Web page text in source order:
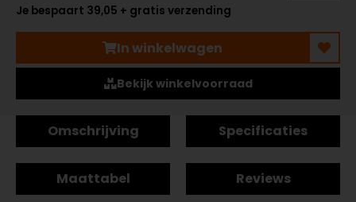
Je bespaart 39,05 + gratis verzending
In winkelwagen
Bekijk winkelvoorraad
Omschrijving Specificaties
Maattabel Reviews